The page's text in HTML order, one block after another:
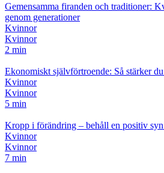
Gemensamma firanden och traditioner:
genom generationer
Kvinnor
Kvinnor
2 min
Ekonomiskt självförtroende: Så stärker
Kvinnor
Kvinnor
5 min
Kropp i förändring – behåll en positiv
Kvinnor
Kvinnor
7 min